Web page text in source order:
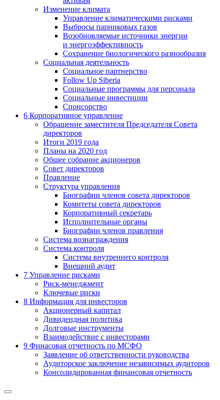
Изменение климата
Управление климатическими рисками
Выбросы парниковых газов
Возобновляемые источники энергии
и энергоэффективность
Сохранение биологического разнообразия
Социальная деятельность
Социальное партнерство
Follow Up Siberia
Социальные программы для персонала
Социальные инвестиции
Спонсорство
6 Корпоративное управление
Обращение заместителя Председателя Совета
директоров
Итоги 2019 года
Планы на 2020 год
Общее собрание акционеров
Совет директоров
Правление
Структура управления
Биографии членов совета директоров
Комитеты совета директоров
Корпоративный секретарь
Исполнительные органы
Биографии членов правления
Система вознаграждения
Система контроля
Система внутреннего контроля
Внешний аудит
7 Управление рисками
Риск-менеджмент
Ключевые риски
8 Информация для инвесторов
Акционерный капитал
Дивидендная политика
Долговые инструменты
Взаимодействие с инвеcторами
9 Финасовая отчетность по МСФО
Заявление об ответственности руководства
Аудиторское заключение независимых аудиторов
Консолидированная финансовая отчетность